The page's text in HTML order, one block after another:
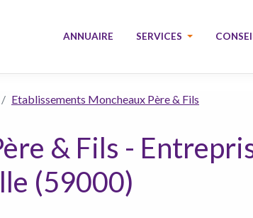
ANNUAIRE SERVICES
Etablissements Moncheaux Père & Fils
& Fils -
(59000)